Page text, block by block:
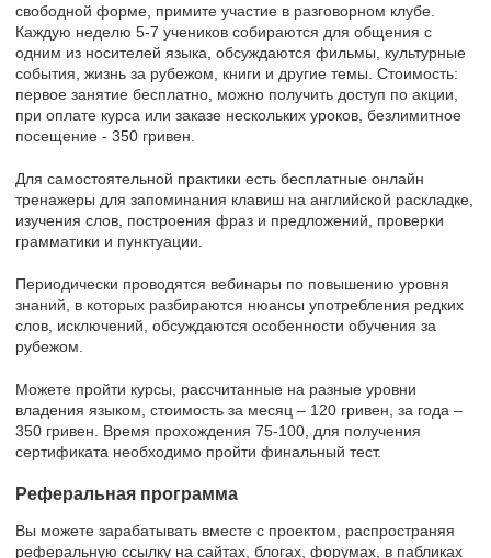
свободной форме, примите участие в разговорном клубе.
Каждую неделю 5-7 учеников собираются для общения с
одним из носителей языка, обсуждаются фильмы, культурные
события, жизнь за рубежом, книги и другие темы. Стоимость:
первое занятие бесплатно, можно получить доступ по акции,
при оплате курса или заказе нескольких уроков, безлимитное
посещение - 350 гривен.
Для самостоятельной практики есть бесплатные онлайн
тренажеры для запоминания клавиш на английской раскладке,
изучения слов, построения фраз и предложений, проверки
грамматики и пунктуации.
Периодически проводятся вебинары по повышению уровня
знаний, в которых разбираются нюансы употребления редких
слов, исключений, обсуждаются особенности обучения за
рубежом.
Можете пройти курсы, рассчитанные на разные уровни
владения языком, стоимость за месяц – 120 гривен, за года –
350 гривен. Время прохождения 75-100, для получения
сертификата необходимо пройти финальный тест.
Реферальная программа
Вы можете зарабатывать вместе с проектом, распространяя
реферальную ссылку на сайтах, блогах, форумах, в пабликах